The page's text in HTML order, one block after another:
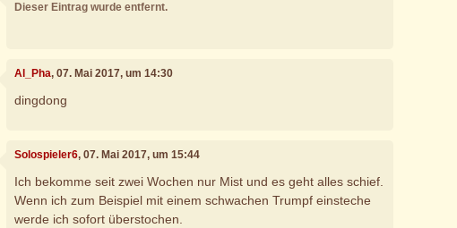
Dieser Eintrag wurde entfernt.
Al_Pha, 07. Mai 2017, um 14:30
dingdong
Solospieler6, 07. Mai 2017, um 15:44
Ich bekomme seit zwei Wochen nur Mist und es geht alles schief.
Wenn ich zum Beispiel mit einem schwachen Trumpf einsteche
werde ich sofort überstochen.